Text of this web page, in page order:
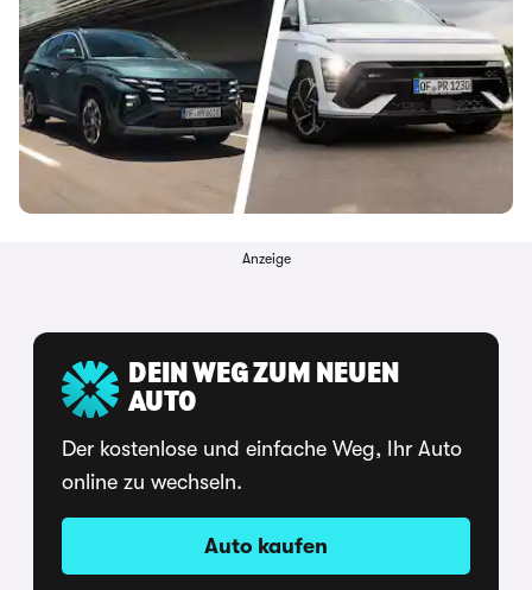
Anzeige
DEIN WEG ZUM NEUEN
AUTO
Der kostenlose und einfache Weg, Ihr Auto
online zu wechseln.
Auto kaufen